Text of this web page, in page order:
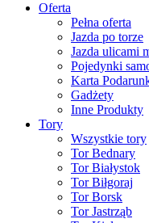
Oferta
Pełna oferta
Jazda po torze
Jazda ulicami
Pojedynki
Karta
Gadżety
Inne Produkty
Tory
Wszystkie tory
Tor Bednary
Tor Białystok
Tor Biłgoraj
Tor Borsk
Tor Jastrząb